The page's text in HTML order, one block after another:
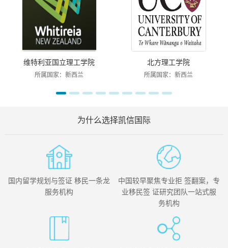
维特利亚国立理工学院
所属国家：新西兰
北方理工学院
所属国家：新西兰
为什么选择凯信国际
国内留学规划与签证 移民一条龙
服务机构
中国较早聚焦专业拒 签翻案，专
业移民签 证研究团队一站式服
务机构